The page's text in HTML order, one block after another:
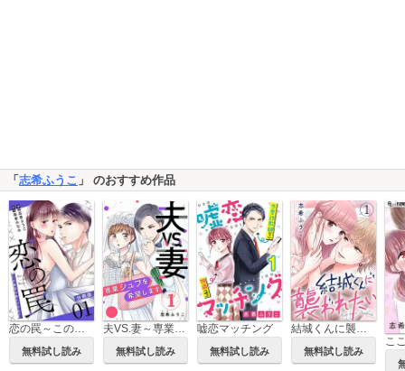
「志希ふうこ 」 のおすすめ作品
恋の罠～この溺愛は償いですか？～【分冊版】
無料試し読み
夫VS.妻～専業シュフを希望します～
無料試し読み
嘘恋マッチング
無料試し読み
無料試し読み